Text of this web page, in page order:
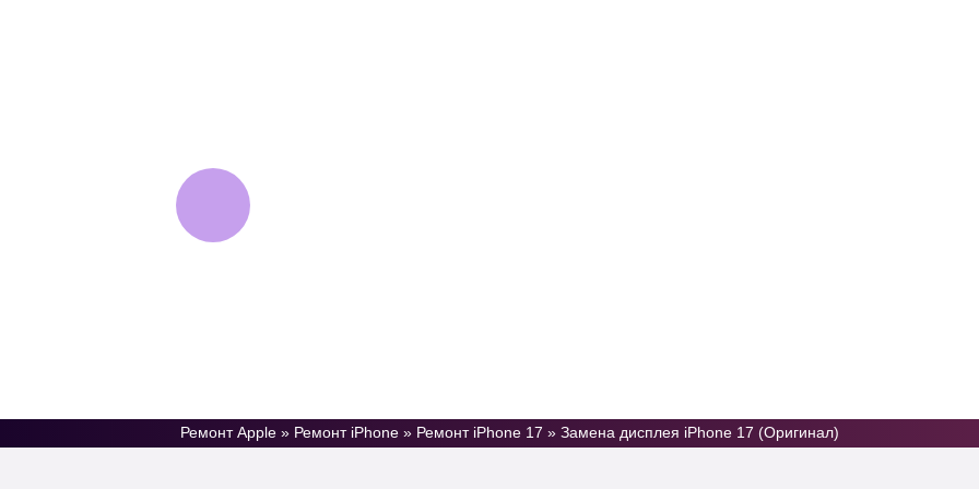
Ремонт Apple» Ремонт iPhone» Ремонт iPhone 17 » Замена дисплея iPhone 17 (Оригинал)